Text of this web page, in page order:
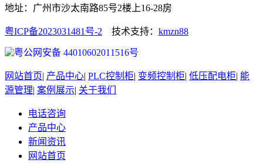
地址：广州市沙太南路85号2楼上16-28房
粤ICP备2023031481号-2 技术支持： kmzn88
粤公网安备 44010602011516号
网站首页| 产品中心| PLC控制柜| 变频控制柜| 低压配电柜| 能
源管理| 案例展示| 关于我们
电话咨询
产品中心
新闻资讯
网站首页